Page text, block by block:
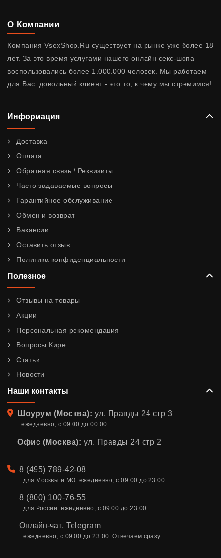
О Компании
Компания VsexShop.Ru существует на рынке уже более 18
лет. За это время услугами нашего онлайн секс-шопа
воспользовались более 1.000.000 человек. Мы работаем
для Вас: довольный клиент - это то, к чему мы стремимся!
Информация
Доставка
Оплата
Обратная связь / Реквизиты
Часто задаваемые вопросы
Гарантийное обслуживание
Обмен и возврат
Вакансии
Оставить отзыв
Политика конфиденциальности
Полезное
Отзывы на товары
Акции
Персональная рекомендация
Вопросы Кире
Статьи
Новости
Наши контакты
Адрес
Шоурум (Москва): ул. Правды 24 стр 3
ежедневно, с 09:00 до 00:00
Офис (Москва): ул. Правды 24 стр 2
Телефон
8 (495) 789-42-08
для Москвы и МО. ежедневно, с 09:00 до 23:00
8 (800) 100-76-55
для России. ежедневно, с 09:00 до 23:00
Онлайн-чат, Telegram
ежедневно, с 09:00 до 23:00. Отвечаем сразу